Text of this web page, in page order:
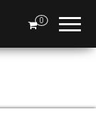
0
DE